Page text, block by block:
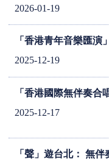
2026-01-19
「香港青年音樂匯演
2025-12-19
「香港國際無伴奏合
2025-12-17
「聲」遊台北： 無